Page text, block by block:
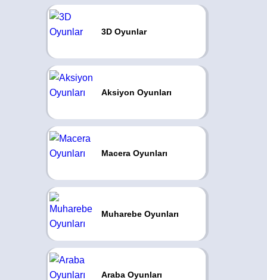
3D Oyunlar
Aksiyon Oyunları
Macera Oyunları
Muharebe Oyunları
Araba Oyunları